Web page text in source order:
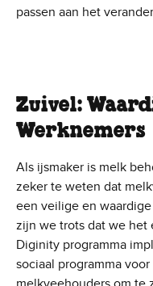
passen aan het
Zuivel:
Werknemers
Als ijsmaker is melk
zeker te weten dat
een veilige en
zijn we trots dat we het
Diginity programma
sociaal programma